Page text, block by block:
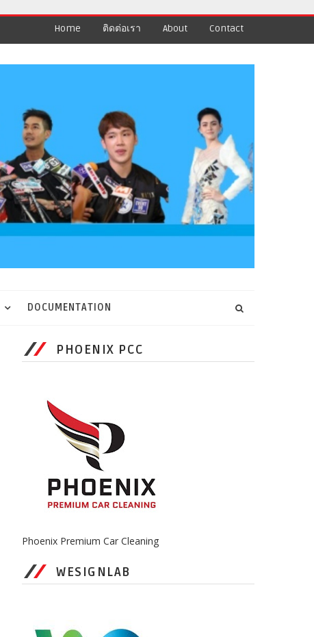
Home ติดต่อเรา About Contact
DOCUMENTATION
PHOENIX PCC
Phoenix Premium Car Cleaning
WESIGNLAB